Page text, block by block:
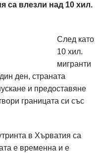
са влезли над 10 хил.
След като
10 хил.
мигранти
ден, страната
и предоставяне
границата си със
в Хърватия са
е временна и е